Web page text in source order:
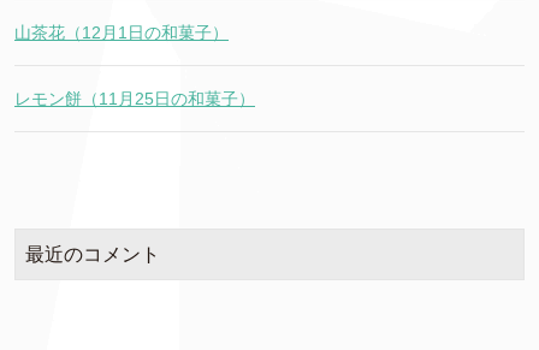
山茶花（12月1日の和菓子）
レモン餅（11月25日の和菓子）
最近のコメント